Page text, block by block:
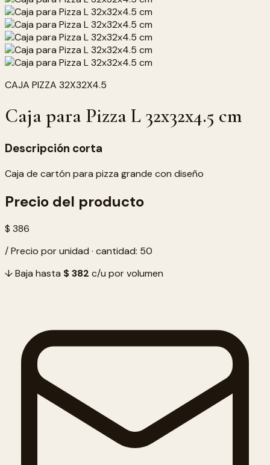
CAJA PIZZA 32X32X4.5
Caja para Pizza L 32x32x4.5 cm
Descripción corta
Caja de cartón para pizza grande con diseño
Precio del producto
$ 386
/ Precio por unidad · cantidad: 50
↓ Baja hasta $ 382 c/u por volumen